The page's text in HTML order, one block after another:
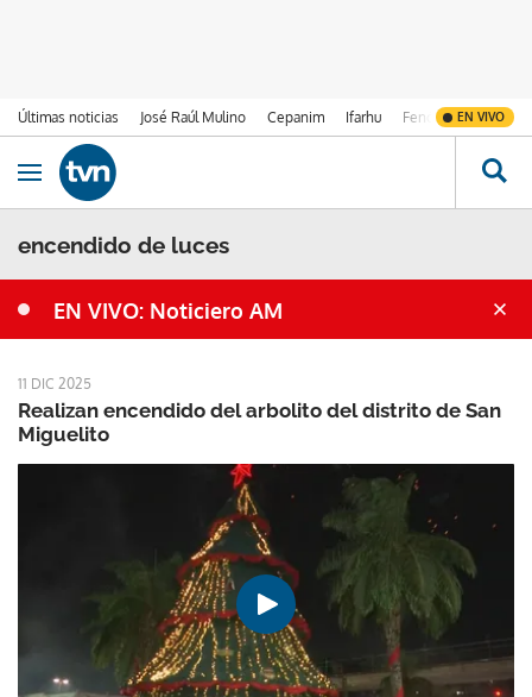
Últimas noticias José Raúl Mulino Cepanim Ifarhu Fenómeno de El
EN VIVO
Ir al contenido
Obrir navegació
encendido de luces
EN VIVO: Noticiero AM
11 DIC 2025
Realizan encendido del arbolito del distrito de San
Miguelito